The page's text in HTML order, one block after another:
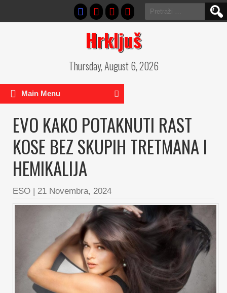
Pretraga:
Hrkljuš
Thursday, August 6, 2026
Main Menu
EVO KAKO POTAKNUTI RAST
KOSE BEZ SKUPIH TRETMANA I
HEMIKALIJA
ESO | 21 Novembra, 2024